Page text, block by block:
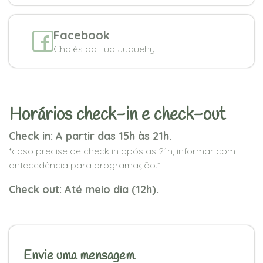
Facebook
Chalés da Lua Juquehy
Horários check-in e check-out
Check in: A partir das 15h às 21h.
*caso precise de check in após as 21h, informar com
antecedência para programação.*
Check out: Até meio dia (12h).
Envie uma mensagem